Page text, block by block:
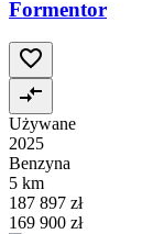
Formentor
Używane
2025
Benzyna
5 km
187 897 zł
169 900 zł